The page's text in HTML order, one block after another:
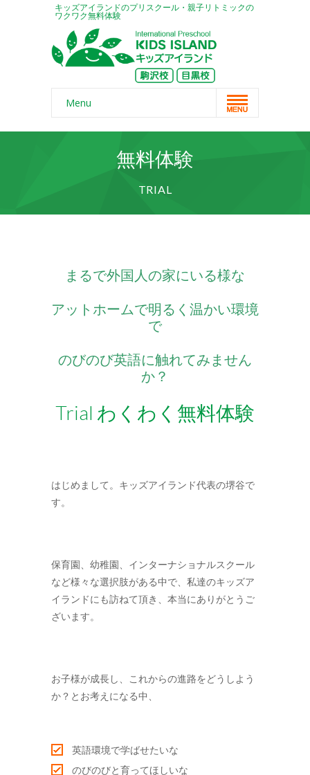
キッズアイランドのプリスクール・親子リトミックの
ワクワク無料体験
Menu
Home
スクール概要
-- 無料体験
-- リンク・紹介記事
コースの紹介
-- ミュージック＆ムーブメント
-- アフタースクール
-- スプリングスクール
アクセス
-- キッズアイランド駒沢
ブログ
お問い合せはこちら
-- お問い合せ
無料体験
TRIAL
まるで外国人の家にいる様な
アットホームで明るく温かい環境
で
のびのび英語に触れてみません
か？
Trial わくわく無料体験
はじめまして。キッズアイランド代表の堺谷で
す。
保育園、幼稚園、インターナショナルスクール
など様々な選択肢がある中で、私達のキッズア
イランドにも訪ねて頂き、本当にありがとうご
ざいます。
お子様が成長し、これからの進路をどうしよう
か？とお考えになる中、
英語環境で学ばせたいな
のびのびと育ってほしいな